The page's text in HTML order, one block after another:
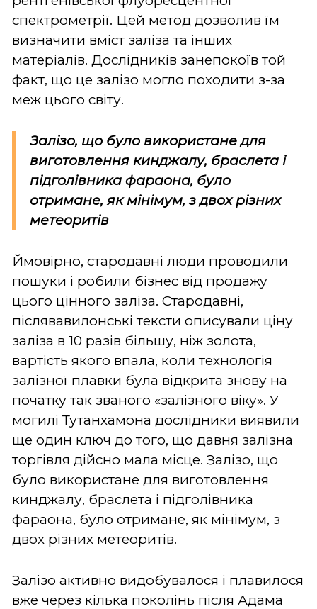
спектрометрії. Цей метод дозволив їм
визначити вміст заліза та інших
матеріалів. Дослідників занепокоїв той
факт, що це залізо могло походити з-за
меж цього світу.
Залізо, що було використане для
виготовлення кинджалу, браслета і
підголівника фараона, було
отримане, як мінімум, з двох різних
метеоритів
Ймовірно, стародавні люди проводили
пошуки і робили бізнес від продажу
цього цінного заліза. Стародавні,
післявавилонські тексти описували ціну
заліза в 10 разів більшу, ніж золота,
вартість якого впала, коли технологія
залізної плавки була відкрита знову на
початку так званого «залізного віку». У
могилі Тутанхамона дослідники виявили
ще один ключ до того, що давня залізна
торгівля дійсно мала місце. Залізо, що
було використане для виготовлення
кинджалу, браслета і підголівника
фараона, було отримане, як мінімум, з
двох різних метеоритів.
Залізо активно видобувалося і плавилося
вже через кілька поколінь після Адама